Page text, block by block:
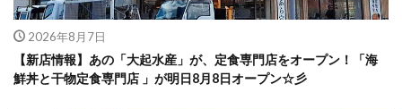
2026年8月7日
【新店情報】あの「大起水産」が、定食専門店をオープン！「海
鮮丼と干物定食専門店 」が明日8月8日オープン☆彡